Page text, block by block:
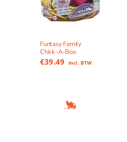
Funtasy Family
Chick-A-Boo
€39.49 Incl. BTW